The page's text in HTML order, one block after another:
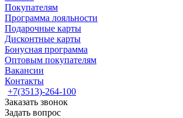
Покупателям
Программа лояльности
Подарочные карты
Дисконтные карты
Бонусная программа
Оптовым покупателям
Вакансии
Контакты
+7(3513)-264-100
Заказать звонок
Задать вопрос